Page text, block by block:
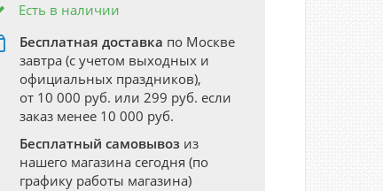
Есть в наличии
Бесплатная доставка по Москве
завтра (с учетом выходных и
официальных праздников),
от 10 000 руб. или 299 руб. если
заказ менее 10 000 руб.
Бесплатный самовывоз из
нашего магазина сегодня (по
графику работы магазина)